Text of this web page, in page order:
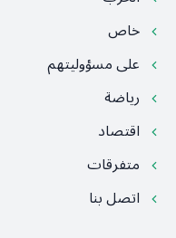
خاص
على مسؤوليتهم
رياضة
اقتصاد
متفرقات
اتصل بنا